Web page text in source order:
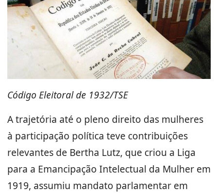
Código Eleitoral de 1932/TSE
A trajetória até o pleno direito das mulheres
à participação política teve contribuições
relevantes de Bertha Lutz, que criou a Liga
para a Emancipação Intelectual da Mulher em
1919, assumiu mandato parlamentar em